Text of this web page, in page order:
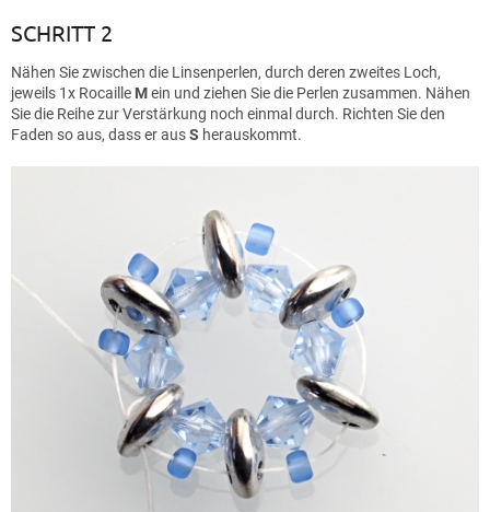
SCHRITT 2
Nähen Sie zwischen die Linsenperlen, durch deren zweites Loch,
jeweils 1x Rocaille Mein und ziehen Sie die Perlen zusammen. Nähen
Sie die Reihe zur Verstärkung noch einmal durch. Richten Sie den
Faden so aus, dass er ausS herauskommt.